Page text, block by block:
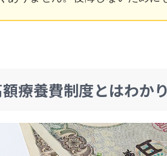
療養費制度とはわか